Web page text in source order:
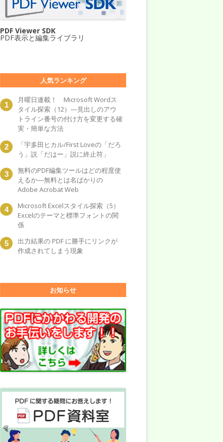
PDF Viewer SDK
PDF表示と編集ライブラリ
人気ランキング
月曜日連載！ Microsoft Wordス
タイル探索（12）―見出しのアウ
トライン番号の付け方を変更する確
実・簡単な方法
「宇多田ヒカル/First Loveの「だろ
う」説「だはー」説に終止符」
無料のPDF編集ツールはどの程度使
えるか―無料とは名ばかりの
Adobe Acrobat Web
Microsoft Excelスタイル探索（5）
Excelのテーマと標準フォントの関
係
出力結果の PDF に勝手にリンクが
作成されてしまう現象
お知らせ